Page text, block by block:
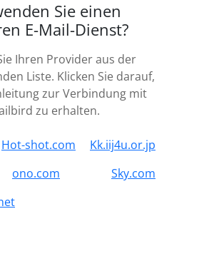
Sie einen
E-Mail-Dienst?
Ihren Provider aus der
Liste. Klicken Sie darauf,
zur Verbindung mit
zu erhalten.
Hot-shot.com
Kk.iij4u.or.jp
ono.com
Sky.com